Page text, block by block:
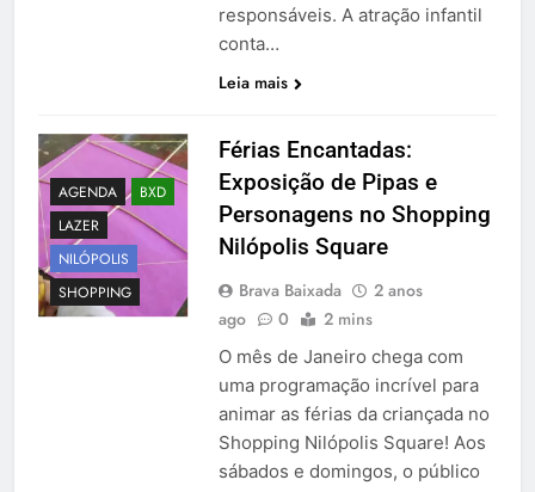
responsáveis. A atração infantil
conta…
Leia mais
AGENDA
BXD
LAZER
NILÓPOLIS
SHOPPING
Férias Encantadas:
Exposição de Pipas e
Personagens no Shopping
Nilópolis Square
Brava Baixada
2 anos
ago
0 2 mins
O mês de Janeiro chega com
uma programação incrível para
animar as férias da criançada no
Shopping Nilópolis Square! Aos
sábados e domingos, o público